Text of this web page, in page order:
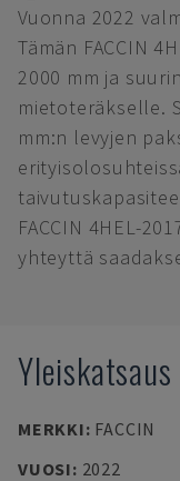
Vuonna 2022
Tämän FACCIN
2000 mm ja
mietoteräkselle.
mm:n levyjen
FACCIN 4HEL-
yhteyttä
Yleiskatsaus
MERKKI: FACCIN
VUOSI: 2022